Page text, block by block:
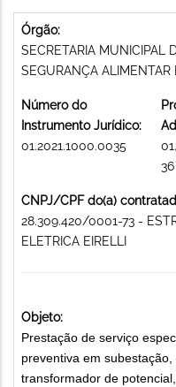
Órgão:
SECRETARIA MUNICIPAL
SEGURANÇA ALIMENTAR
Número do
Instrumento Jurídico:
01.2021.1000.0035
36
CNPJ/CPF do(a)
28.309.420/0001-73 -
ELETRICA EIRELLI
Objeto:
Prestação de serviço
preventiva em
transformador de